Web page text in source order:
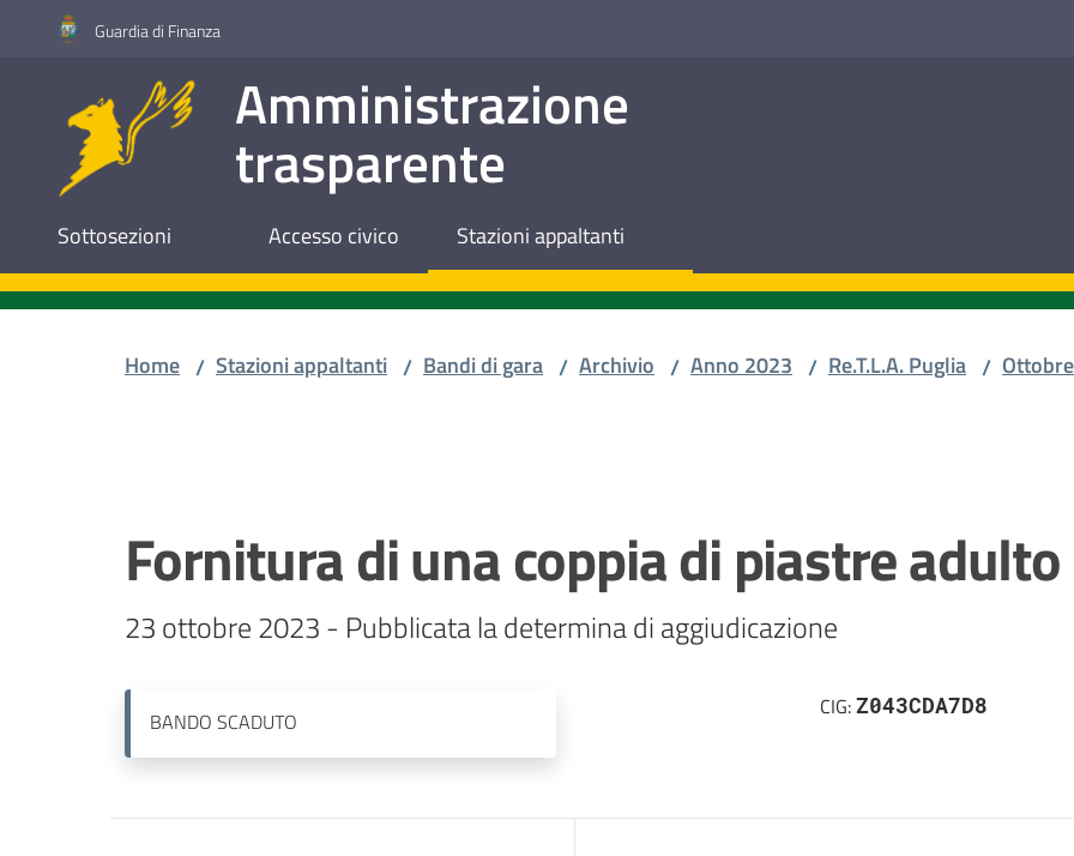
Vai al contenuto
Vai alla navigazione
Vai al footerGuardia di Finanza
Amministrazione
trasparente
Sottosezioni Accesso civico Stazioni appaltanti
Home / Stazioni appaltanti / Bandi di gara / Archivio / Anno 2023 / Re.T.L.A. Puglia / Ottobre
Fornitura di una coppia di piastre adulto
23 ottobre 2023 - Pubblicata la determina di aggiudicazione
BANDO SCADUTO
CIG:Z043CDA7D8